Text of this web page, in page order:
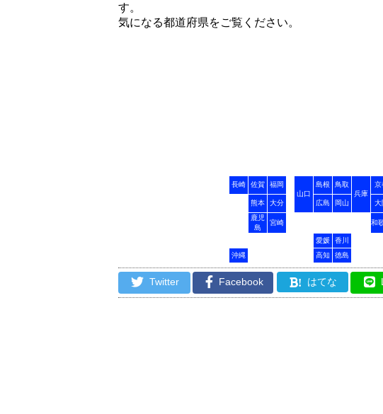
す。
気になる都道府県をご覧ください。
長崎 佐賀
福岡
山口
島根
鳥取
兵庫
京
熊本 大分 広島 岡山 大
鹿児
島
宮崎 和
愛媛
香川
沖縄
高知 徳島
Twitter Facebook ! はてな